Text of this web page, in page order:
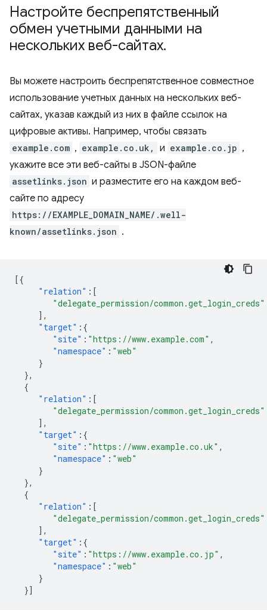
Настройте беспрепятственный
обмен учетными данными на
нескольких веб-сайтах.
Вы можете настроить беспрепятственное совместное
использование учетных данных на нескольких веб-
сайтах, указав каждый из них в файле ссылок на
цифровые активы. Например, чтобы связать
example.com , example.co.uk, и example.co.jp ,
укажите все эти веб-сайты в JSON-файле
assetlinks.json и разместите его на каждом веб-
сайте по адресу
https://EXAMPLE_DOMAIN_NAME/.well-
known/assetlinks.json .
[{
"relation" :[
"delegate_permission/common.get_login_creds"
],
"target" :{
"site" : "https://www.example.com" ,
"namespace" : "web"
}
},
{
"relation" :[
"delegate_permission/common.get_login_creds"
],
"target" :{
"site" : "https://www.example.co.uk" ,
"namespace" : "web"
}
},
{
"relation" :[
"delegate_permission/common.get_login_creds"
],
"target" :{
"site" : "https://www.example.co.jp" ,
"namespace" : "web"
}
}]